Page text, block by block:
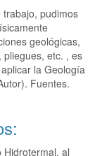
pudimos
geológicas,
pliegues, etc. , es
la Geología
Fuentes.
Hidrotermal. al